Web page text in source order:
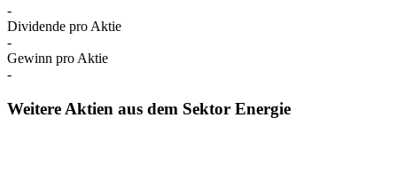
-
Dividende pro Aktie
-
Gewinn pro Aktie
-
Weitere Aktien aus dem Sektor Energie